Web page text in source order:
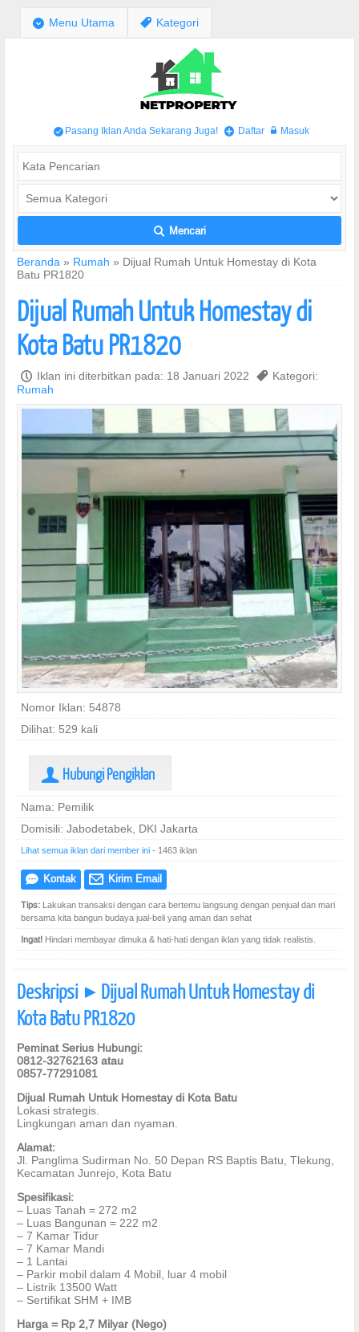
; Menu Utama , Kategori
/ Pasang Iklan Anda Sekarang Juga! + Daftar w Masuk
L Mencari
Beranda » Rumah » Dijual Rumah Untuk Homestay di Kota
Batu PR1820
Dijual Rumah Untuk Homestay di
Kota Batu PR1820
P Iklan ini diterbitkan pada: 18 Januari 2022 , Kategori:
Rumah
Nomor Iklan: 54878
Dilihat: 529 kali
U Hubungi Pengiklan
Nama: Pemilik
Domisili: Jabodetabek, DKI Jakarta
Lihat semua iklan dari member ini - 1463 iklan
e Kontak @ Kirim Email
Tips: Lakukan transaksi dengan cara bertemu langsung dengan penjual dan mari
bersama kita bangun budaya jual-beli yang aman dan sehat
Ingat! Hindari membayar dimuka & hati-hati dengan iklan yang tidak realistis.
Deskripsi ] Dijual Rumah Untuk Homestay di
Kota Batu PR1820
Peminat Serius Hubungi:
0812-32762163 atau
0857-77291081
Dijual Rumah Untuk Homestay di Kota Batu
Lokasi strategis.
Lingkungan aman dan nyaman.
Alamat:
Jl. Panglima Sudirman No. 50 Depan RS Baptis Batu, Tlekung,
Kecamatan Junrejo, Kota Batu
Spesifikasi:
– Luas Tanah = 272 m2
– Luas Bangunan = 222 m2
– 7 Kamar Tidur
– 7 Kamar Mandi
– 1 Lantai
– Parkir mobil dalam 4 Mobil, luar 4 mobil
– Listrik 13500 Watt
– Sertifikat SHM + IMB
Harga = Rp 2,7 Milyar (Nego)